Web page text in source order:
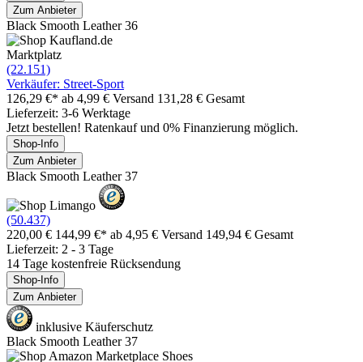
Zum Anbieter
Black Smooth Leather 36
Marktplatz
(22.151)
Verkäufer: Street-Sport
126,29 €* ab 4,99 € Versand 131,28 € Gesamt
Lieferzeit: 3-6 Werktage
Jetzt bestellen! Ratenkauf und 0% Finanzierung möglich.
Shop-Info
Zum Anbieter
Black Smooth Leather 37
(50.437)
220,00 € 144,99 €* ab 4,95 € Versand 149,94 € Gesamt
Lieferzeit: 2 - 3 Tage
14 Tage kostenfreie Rücksendung
Shop-Info
Zum Anbieter
inklusive Käuferschutz
Black Smooth Leather 37